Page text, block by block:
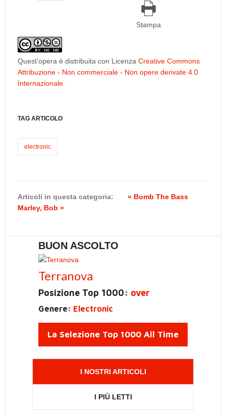
Stampa
Quest'opera è distribuita con Licenza Creative Commons
Attribuzione - Non commerciale - Non opere derivate 4.0
Internazionale
TAG ARTICOLO
electronic
Articoli in questa categoria:
« Bomb The Bass
Marley, Bob »
BUON ASCOLTO
Terranova
Posizione Top 1000: over
Genere: Electronic
La Selezione Top 1000 All Time
I NOSTRI ARTICOLI
I PIÙ LETTI